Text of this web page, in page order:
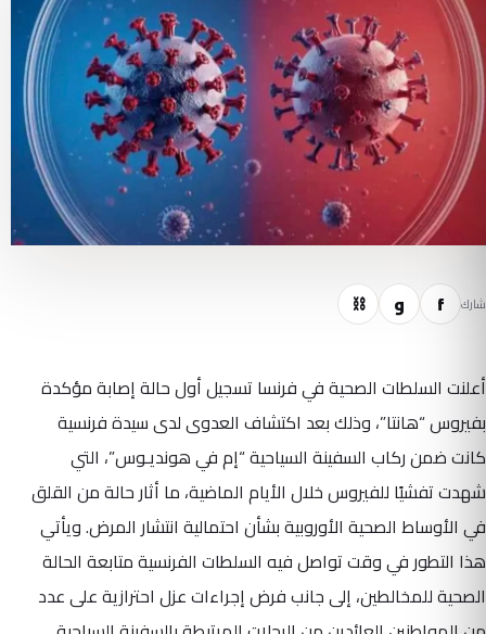
شارك f و ⛓
أعلنت السلطات الصحية في فرنسا تسجيل أول حالة إصابة مؤكدة
بفيروس “هانتا”، وذلك بعد اكتشاف العدوى لدى سيدة فرنسية
كانت ضمن ركاب السفينة السياحية “إم في هونديـوس”، التي
شهدت تفشيًا للفيروس خلال الأيام الماضية، ما أثار حالة من القلق
في الأوساط الصحية الأوروبية بشأن احتمالية انتشار المرض. ويأتي
هذا التطور في وقت تواصل فيه السلطات الفرنسية متابعة الحالة
الصحية للمخالطين، إلى جانب فرض إجراءات عزل احترازية على عدد